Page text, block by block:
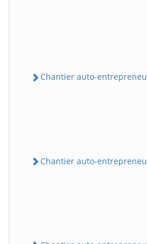
Chantier auto-
Chantier auto-